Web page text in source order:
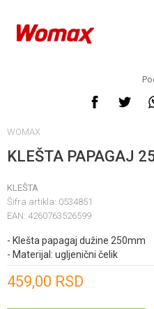
WOMAX
KLEŠTA PAPAGAJ
KLEŠTA
Šifra artikla: 0534851
EAN: 4260763526599
- Klešta papagaj dužine 250mm
- Materijal: ugljenični čelik
459,00 RSD